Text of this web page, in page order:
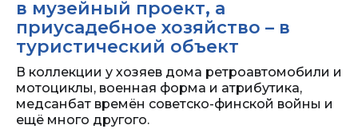
в музейный проект, а
приусадебное хозяйство – в
туристический объект
В коллекции у хозяев дома ретроавтомобили и
мотоциклы, военная форма и атрибутика,
медсанбат времён советско-финской войны и
ещё много другого.